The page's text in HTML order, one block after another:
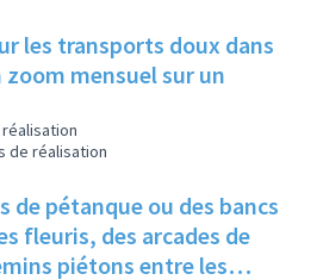
les transports doux dans
zoom mensuel sur un
de réalisation
de pétanque ou des bancs
fleuris, des arcades de
piétons entre les